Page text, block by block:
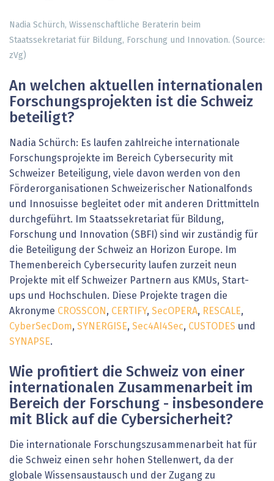
Nadia Schürch, Wissenschaftliche Beraterin beim
Staatssekretariat für Bildung, Forschung und Innovation. (Source:
zVg)
An welchen aktuellen internationalen
Forschungsprojekten ist die Schweiz
beteiligt?
Nadia Schürch: Es laufen zahlreiche internationale
Forschungsprojekte im Bereich Cybersecurity mit
Schweizer Beteiligung, viele davon werden von den
Förderorganisationen Schweizerischer Nationalfonds
und Innosuisse begleitet oder mit anderen Drittmitteln
durchgeführt. Im Staatssekretariat für Bildung,
Forschung und Innovation (SBFI) sind wir zuständig für
die Beteiligung der Schweiz an Horizon Europe. Im
Themenbereich Cybersecurity laufen zurzeit neun
Projekte mit elf Schweizer Partnern aus KMUs, Start-
ups und Hochschulen. Diese Projekte tragen die
Akronyme CROSSCON , CERTIFY, SecOPERA, RESCALE,
CyberSecDom, SYNERGISE, Sec4AI4Sec, CUSTODES und
SYNAPSE.
Wie profitiert die Schweiz von einer
internationalen Zusammenarbeit im
Bereich der Forschung - insbesondere
mit Blick auf die Cybersicherheit?
Die internationale Forschungszusammenarbeit hat für
die Schweiz einen sehr hohen Stellenwert, da der
globale Wissensaustausch und der Zugang zu